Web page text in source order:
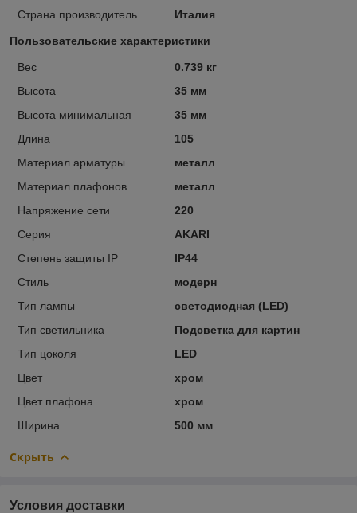
Страна производитель
Италия
Пользовательские характеристики
Вес
0.739 кг
Высота
35 мм
Высота минимальная
35 мм
Длина
105
Материал арматуры
металл
Материал плафонов
металл
Напряжение сети
220
Серия
AKARI
Степень защиты IP
IP44
Стиль
модерн
Тип лампы
светодиодная (LED)
Тип светильника
Подсветка для картин
Тип цоколя
LED
Цвет
хром
Цвет плафона
хром
Ширина
500 мм
Скрыть
Условия доставки